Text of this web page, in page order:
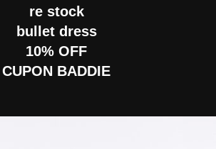
re stock
bullet dress
10% OFF
CUPON BADDIE